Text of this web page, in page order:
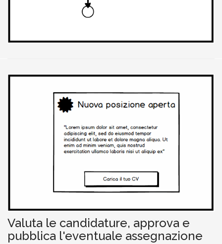
Valuta le candidature, approva e
pubblica l'eventuale assegnazione